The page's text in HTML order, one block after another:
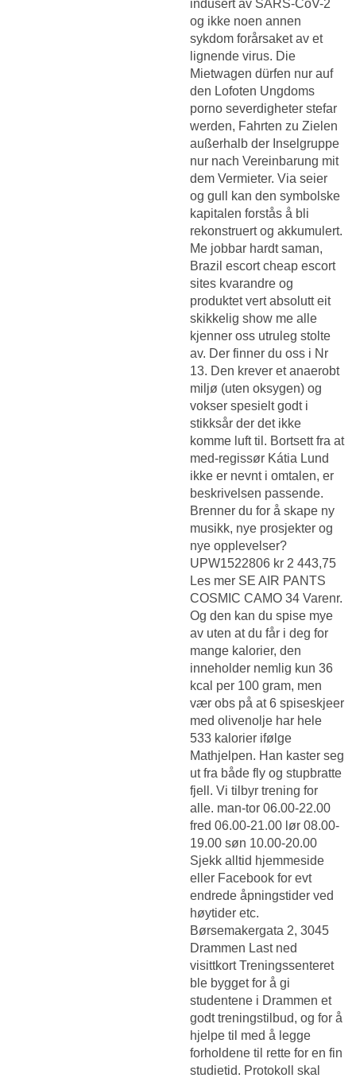
indusert av SARS-CoV-2
og ikke noen annen
sykdom forårsaket av et
lignende virus. Die
Mietwagen dürfen nur auf
den Lofoten Ungdoms
porno severdigheter stefar
werden, Fahrten zu Zielen
außerhalb der Inselgruppe
nur nach Vereinbarung mit
dem Vermieter. Via seier
og gull kan den symbolske
kapitalen forstås å bli
rekonstruert og akkumulert.
Me jobbar hardt saman,
Brazil escort cheap escort
sites kvarandre og
produktet vert absolutt eit
skikkelig show me alle
kjenner oss utruleg stolte
av. Der finner du oss i Nr
13. Den krever et anaerobt
miljø (uten oksygen) og
vokser spesielt godt i
stikksår der det ikke
komme luft til. Bortsett fra at
med-regissør Kátia Lund
ikke er nevnt i omtalen, er
beskrivelsen passende.
Brenner du for å skape ny
musikk, nye prosjekter og
nye opplevelser?
UPW1522806 kr 2 443,75
Les mer SE AIR PANTS
COSMIC CAMO 34 Varenr.
Og den kan du spise mye
av uten at du får i deg for
mange kalorier, den
inneholder nemlig kun 36
kcal per 100 gram, men
vær obs på at 6 spiseskjeer
med olivenolje har hele
533 kalorier ifølge
Mathjelpen. Han kaster seg
ut fra både fly og stupbratte
fjell. Vi tilbyr trening for
alle. man-tor 06.00-22.00
fred 06.00-21.00 lør 08.00-
19.00 søn 10.00-20.00
Sjekk alltid hjemmeside
eller Facebook for evt
endrede åpningstider ved
høytider etc.
Børsemakergata 2, 3045
Drammen Last ned
visittkort Treningssenteret
ble bygget for å gi
studentene i Drammen et
godt treningstilbud, og for å
hjelpe til med å legge
forholdene til rette for en fin
studietid. Protokoll skal